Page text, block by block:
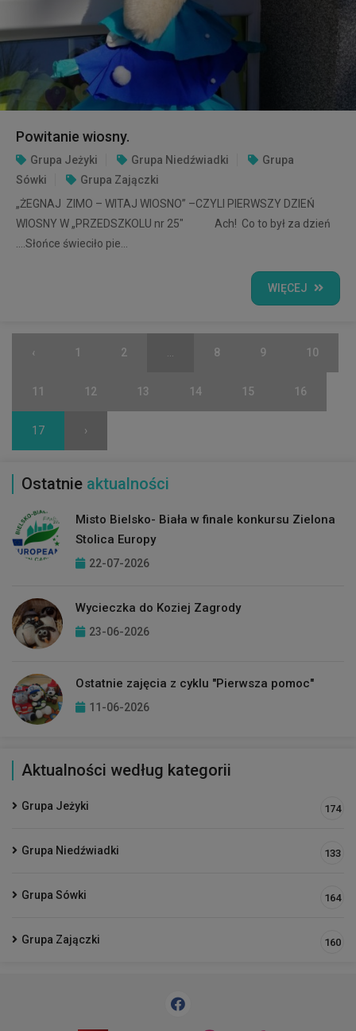
Powitanie wiosny.
Grupa Jeżyki Grupa Niedźwiadki
Grupa
Sówki
Grupa Zajączki
„ŻEGNAJ ZIMO – WITAJ WIOSNO” –CZYLI PIERWSZY DZIEŃ
WIOSNY W „PRZEDSZKOLU nr 25" Ach! Co to był za dzień
….Słońce świeciło pie...
WIĘCEJ
‹ 1 2 8 9 10
11 12 13 14 15 16
17 ›
Ostatnie aktualności
Misto Bielsko- Biała w finale konkursu Zielona
Stolica Europy
22-07-2026
Wycieczka do Koziej Zagrody
23-06-2026
Ostatnie zajęcia z cyklu "Pierwsza pomoc"
11-06-2026
Aktualności według kategorii
Grupa Jeżyki 174
Grupa Niedźwiadki 133
Grupa Sówki 164
Grupa Zajączki 160